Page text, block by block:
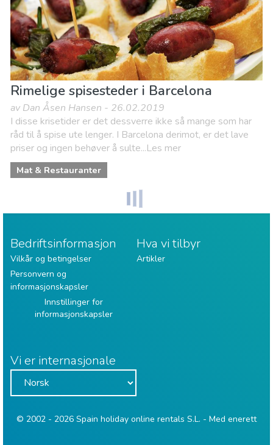
Rimelige spisesteder i Barcelona
av Dan Åsen Hansen - 26.02.2019
I disse krisetider er det dessverre ikke så mange som har
råd til å spise ute lenger. I Barcelona derimot, er det lave
priser og ingen behøver å sulte...Les mer
Mat & Restauranter
Bedriftsinformasjon
Vilkår og betingelser
Personvern og
informasjonskapsler
Innstillinger for
informasjonskapsler
Hva vi tilbyr
Artikler
Vi er internasjonale
© 2002 - 2026 Spain holiday online rentals S.L. - Med enerett